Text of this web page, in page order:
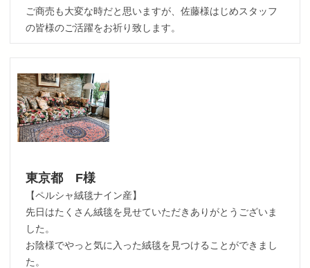
ご商売も大変な時だと思いますが、佐藤様はじめスタッフ
の皆様のご活躍をお祈り致します。
東京都 F様
【ペルシャ絨毯ナイン産】
先日はたくさん絨毯を見せていただきありがとうございま
した。
お陰様でやっと気に入った絨毯を見つけることができまし
た。